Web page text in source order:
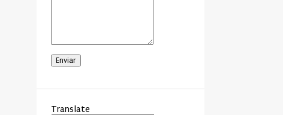
Translate